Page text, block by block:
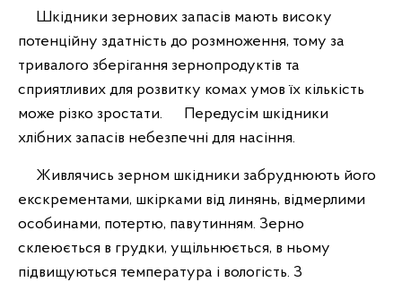
Шкідники зернових запасів мають високу
потенційну здатність до розмноження, тому за
тривалого зберігання зернопродуктів та
сприятливих для розвитку комах умов їх кількість
може різко зростати. Передусім шкідники
хлібних запасів небезпечні для насіння.
Живлячись зерном шкідники забруднюють його
екскрементами, шкірками від линянь, відмерлими
особинами, потертю, павутинням. Зерно
склеюється в грудки, ущільнюється, в ньому
підвищуються температура і вологість. З